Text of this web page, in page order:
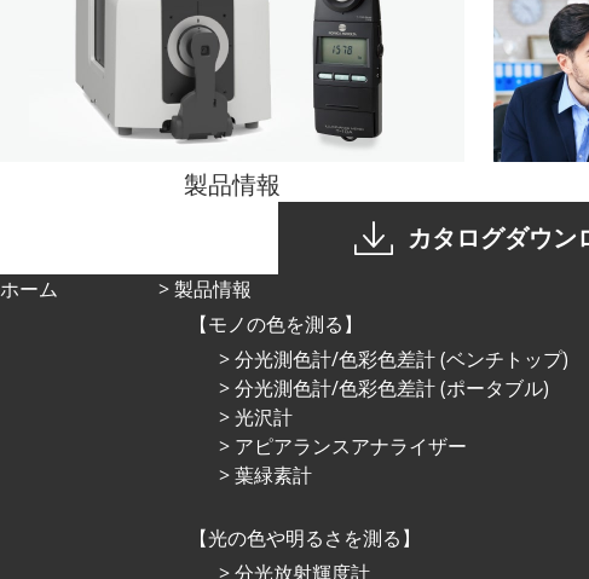
製品情報
カタログダウン
ホーム
製品情報
モノの色を測る
分光測色計/色彩色差計 (ベンチトップ)
分光測色計/色彩色差計 (ポータブル)
光沢計
アピアランスアナライザー
葉緑素計
光の⾊や明るさを測る
分光放射輝度計